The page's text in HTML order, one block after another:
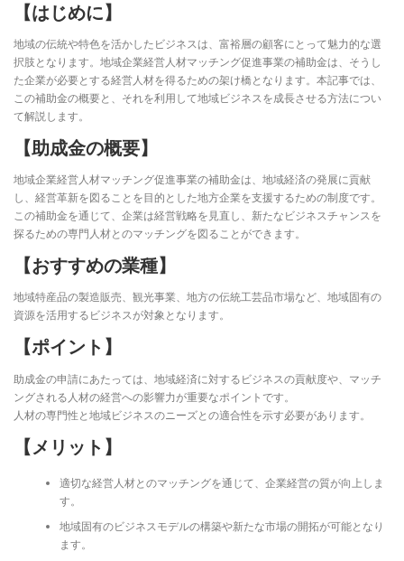
【はじめに】
地域の伝統や特色を活かしたビジネスは、富裕層の顧客にとって魅力的な選
択肢となります。地域企業経営人材マッチング促進事業の補助金は、そうし
た企業が必要とする経営人材を得るための架け橋となります。本記事では、
この補助金の概要と、それを利用して地域ビジネスを成長させる方法につい
て解説します。
【助成金の概要】
地域企業経営人材マッチング促進事業の補助金は、地域経済の発展に貢献
し、経営革新を図ることを目的とした地方企業を支援するための制度です。
この補助金を通じて、企業は経営戦略を見直し、新たなビジネスチャンスを
探るための専門人材とのマッチングを図ることができます。
【おすすめの業種】
地域特産品の製造販売、観光事業、地方の伝統工芸品市場など、地域固有の
資源を活用するビジネスが対象となります。
【ポイント】
助成金の申請にあたっては、地域経済に対するビジネスの貢献度や、マッチ
ングされる人材の経営への影響力が重要なポイントです。
人材の専門性と地域ビジネスのニーズとの適合性を示す必要があります。
【メリット】
適切な経営人材とのマッチングを通じて、企業経営の質が向上しま
す。
地域固有のビジネスモデルの構築や新たな市場の開拓が可能となり
ます。